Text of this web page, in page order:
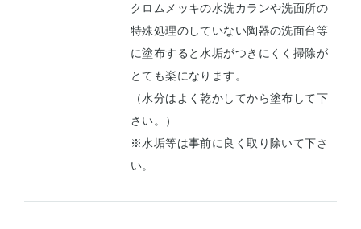
クロムメッキの水洗カランや洗面所の
特殊処理のしていない陶器の洗面台等
に塗布すると水垢がつきにくく掃除が
とても楽になります。
（水分はよく乾かしてから塗布して下
さい。）
※水垢等は事前に良く取り除いて下さ
い。